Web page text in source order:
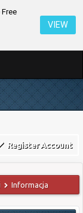
VIEW
Register Account
Informacja